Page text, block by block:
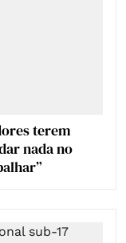
terem
nada no